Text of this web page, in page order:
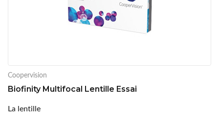
Coopervision
Biofinity Multifocal Lentille Essai
La lentille